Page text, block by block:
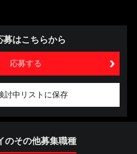
募はこちらから
応募する
討中リストに保存
のその他募集職種